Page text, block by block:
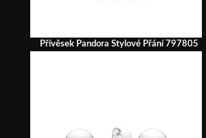
Přívěsek Pandora Stylové Přání 797805